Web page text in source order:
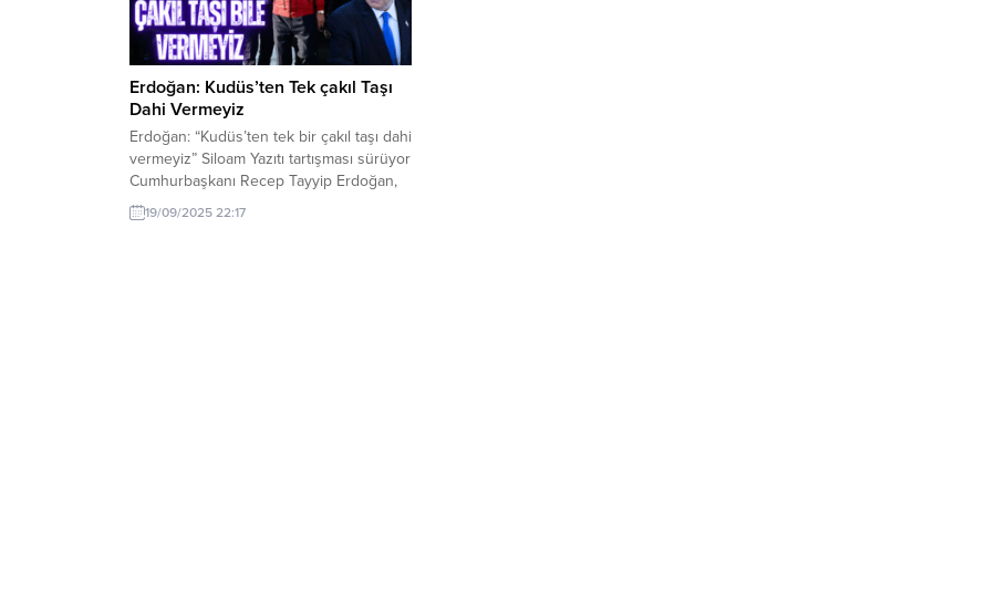
Erdoğan: Kudüs’ten Tek çakıl Taşı
Dahi Vermeyiz
Erdoğan: “Kudüs’ten tek bir çakıl taşı dahi
vermeyiz” Siloam Yazıtı tartışması sürüyor
Cumhurbaşkanı Recep Tayyip Erdoğan,
İstanbul’da düzenlenen TEKNOFEST
programında İsrail Başbakanı Binyamin
19/09/2025 22:17